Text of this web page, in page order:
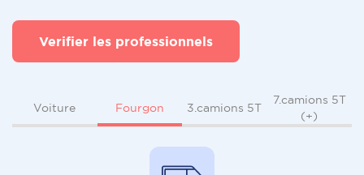
Verifier les professionnels
Voiture Fourgon 3.camions 5T
7.camions 5T
(+)